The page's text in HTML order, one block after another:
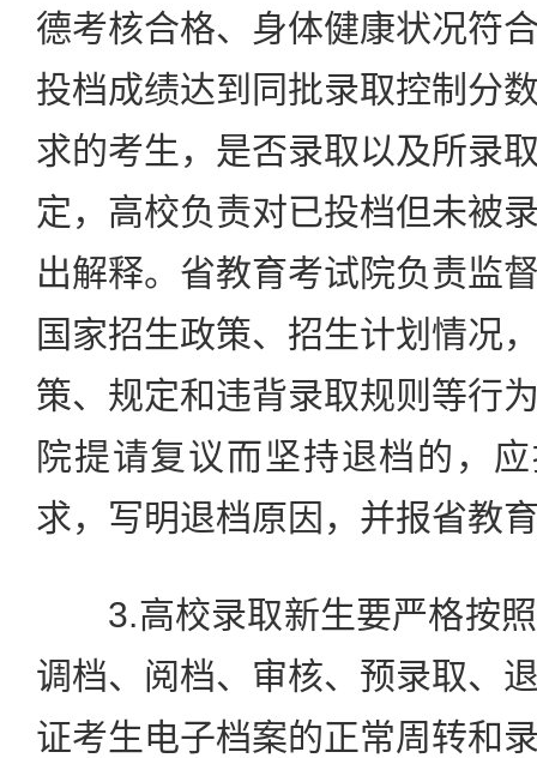
德考核合格、身体健康状况符
投档成绩达到同批录取控制分
求的考生，是否录取以及所录
定，高校负责对已投档但未被
出解释。省教育考试院负责监
国家招生政策、招生计划情况
策、规定和违背录取规则等行
院提请复议而坚持退档的，
求，写明退档原因，并报省教
3.高校录取新生要严格按照
调档、阅档、审核、预录取、
证考生电子档案的正常周转和